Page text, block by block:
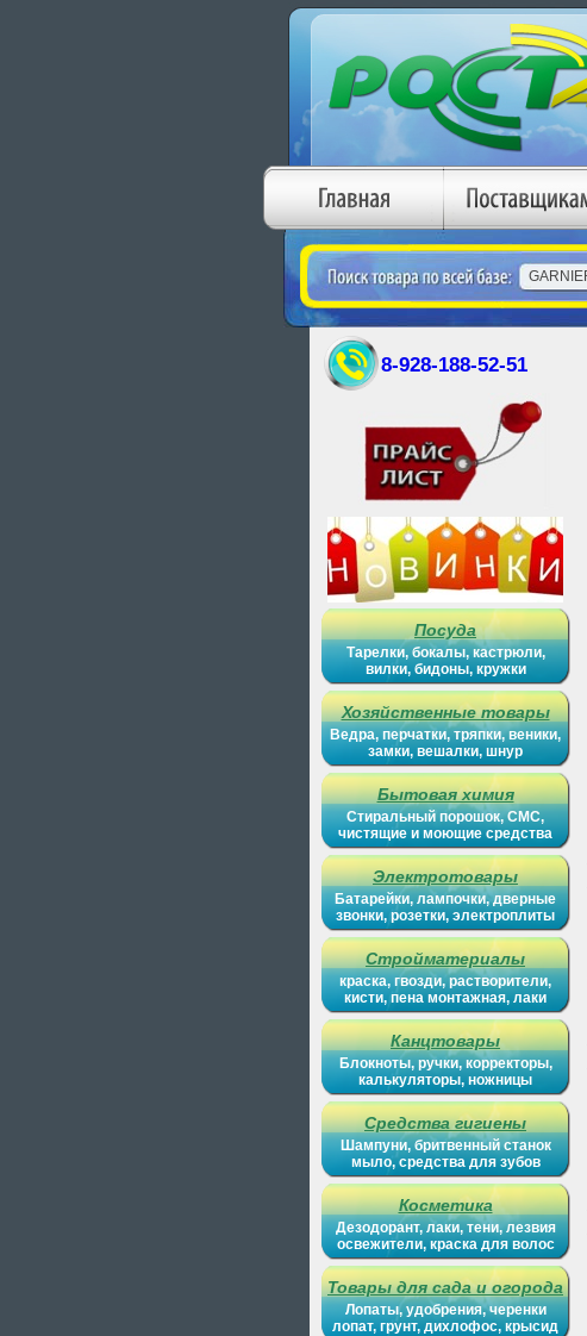
8-928-188-52-51
Посуда
Тарелки, бокалы, кастрюли,
вилки, бидоны, кружки
Хозяйственные товары
Ведра, перчатки, тряпки, веники,
замки, вешалки, шнур
Бытовая химия
Стиральный порошок, СМС,
чистящие и моющие средства
Электротовары
Батарейки, лампочки, дверные
звонки, розетки, электроплиты
Стройматериалы
краска, гвозди, растворители,
кисти, пена монтажная, лаки
Канцтовары
Блокноты, ручки, корректоры,
калькуляторы, ножницы
Средства гигиены
Шампуни, бритвенный станок
мыло, средства для зубов
Косметика
Дезодорант, лаки, тени, лезвия
освежители, краска для волос
Товары для сада и огорода
Лопаты, удобрения, черенки
лопат, грунт, дихлофос, крысид